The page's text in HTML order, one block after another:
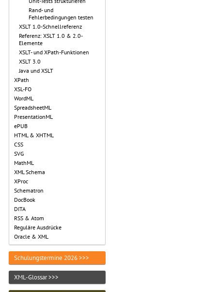
Rand- und
Fehlerbedingungen testen
XSLT 1.0-Schnellreferenz
Referenz: XSLT 1.0 & 2.0-
Elemente
XSLT- und XPath-Funktionen
XSLT 3.0
Java und XSLT
XPath
XSL-FO
WordML
SpreadsheetML
PresentationML
ePUB
HTML & XHTML
CSS
SVG
MathML
XML Schema
XProc
Schematron
DocBook
DITA
RSS & Atom
Reguläre Ausdrücke
Oracle & XML
Schulungstermine 2026 >>>
XML-Glossar >>>